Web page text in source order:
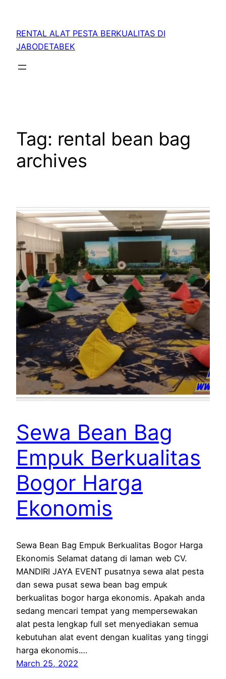
RENTAL ALAT PESTA BERKUALITAS DI
JABODETABEK
Tag: rental bean bag
archives
Sewa Bean Bag
Empuk Berkualitas
Bogor Harga
Ekonomis
Sewa Bean Bag Empuk Berkualitas Bogor Harga
Ekonomis Selamat datang di laman web CV.
MANDIRI JAYA EVENT pusatnya sewa alat pesta
dan sewa pusat sewa bean bag empuk
berkualitas bogor harga ekonomis. Apakah anda
sedang mencari tempat yang mempersewakan
alat pesta lengkap full set menyediakan semua
kebutuhan alat event dengan kualitas yang tinggi
harga ekonomis.…
March 25, 2022